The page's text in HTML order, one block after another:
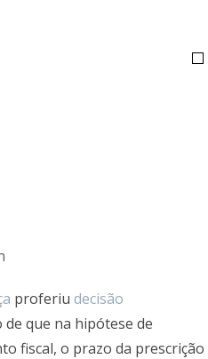
proferiu decisão
que na hipótese de
fiscal, o prazo da prescrição